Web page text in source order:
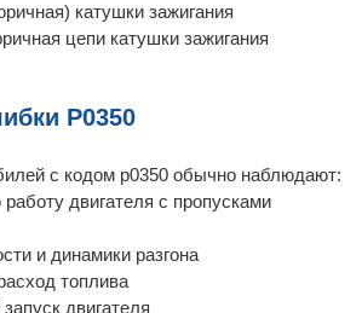
катушки зажигания
цепи катушки зажигания
P0350
с кодом p0350 обычно наблюдают:
двигателя с пропусками
и динамики разгона
топлива
двигателя